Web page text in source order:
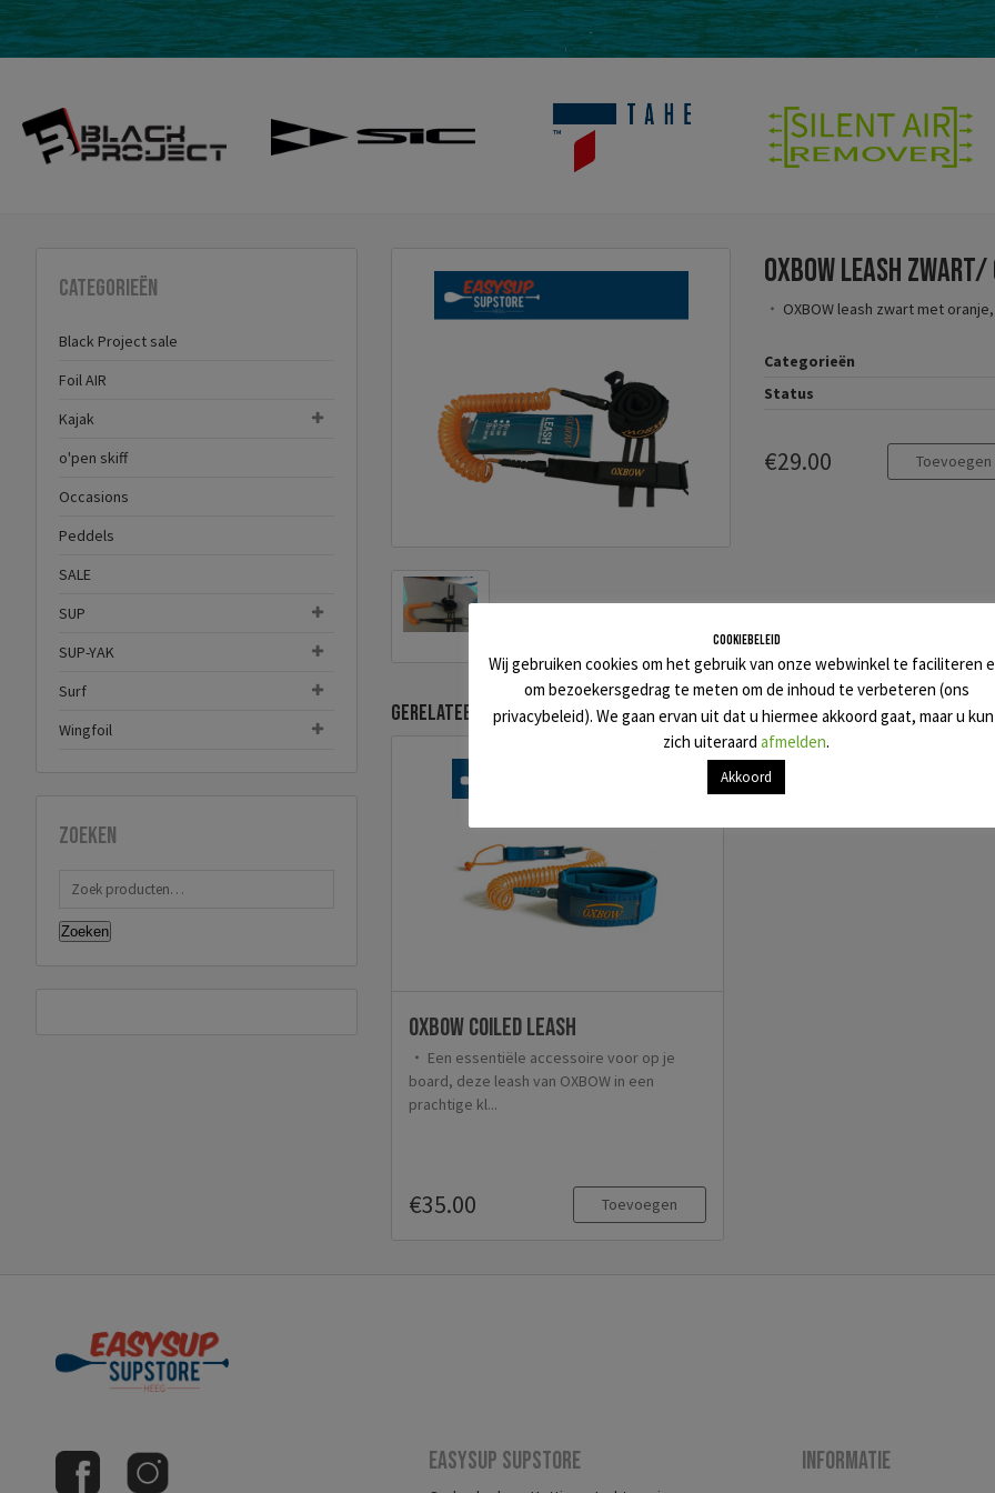
OXBOW leash
OXBOW leash zwart met
Categorieën
Status
€29.00 Toevoegen
Gerelateerde producten
OXBOW coiled leash
Een essentiële accessoire voor op je
board, deze leash van OXBOW in een
prachtige kl...
€35.00 Toevoegen
Categorieën
Black Project sale
Foil AIR
Kajak
o'pen skiff
Occasions
Peddels
SALE
SUP
SUP-YAK
Surf
Wingfoil
Zoeken
Zoeken
Easysup Supstore Informatie
Cookiebeleid
Wij gebruiken cookies om het gebruik van onze webwinkel te faciliteren
om bezoekersgedrag te meten om de inhoud te verbeteren (ons
privacybeleid). We gaan ervan uit dat u hiermee akkoord gaat, maar u
zich uiteraard afmelden.
Akkoord